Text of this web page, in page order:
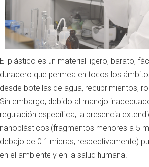
El plástico es un material ligero, barato,
duradero que permea en todos los
desde botellas de agua, recubrimientos,
Sin embargo, debido al manejo
regulación específica, la presencia
nanoplásticos (fragmentos menores a 5
debajo de 0.1 micras, respectivamente)
en el ambiente y en la salud humana.